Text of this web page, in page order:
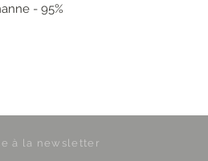
- 95%
à la newsletter